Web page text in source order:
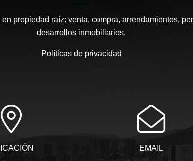
propiedad raíz: venta, compra, arrendamientos,
desarrollos inmobiliarios.
Políticas de privacidad
EMAIL